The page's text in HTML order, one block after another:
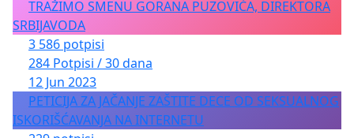
TRAŽIMO SMENU GORANA PUZOVIĆA, DIREKTORA
SRBIJAVODA
3 586 potpisi
284 Potpisi / 30 dana
12 Jun 2023
PETICIJA ZA JAČANJE ZAŠTITE DECE OD SEKSUALNOG
ISKORIŠĆAVANJA NA INTERNETU